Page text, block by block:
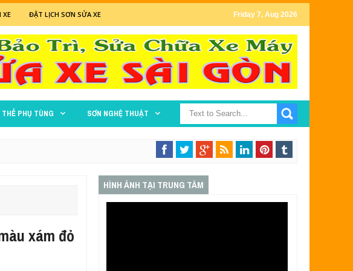
XE ĐẶT LỊCH SƠN SỬA XE Friday 7, Aug 2026
THẾ PHỤ TÙNG SƠN NGHỆ THUẬT
xám đỏ
HÌNH ẢNH TẠI TRUNG TÂM